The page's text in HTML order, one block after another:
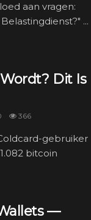
aan vragen:
...
Dit Is
366
gebruiker
bitcoin
—